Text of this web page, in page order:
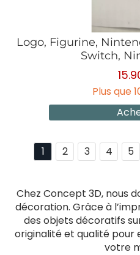
Logo, Figurine,
Switch,
Plus que
1 2 3 4 5
Chez Concept 3D, nous
décoration. Grâce à
des objets décoratifs
originalité et qualité pour
votre